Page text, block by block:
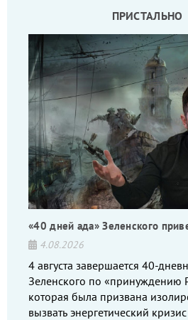
ПРИСТАЛЬНО
«40 дней ада» Зеленского
4.08.2026
4 августа завершается 40-
Зеленского по «принуждению
которая была призвана
вызвать энергетический